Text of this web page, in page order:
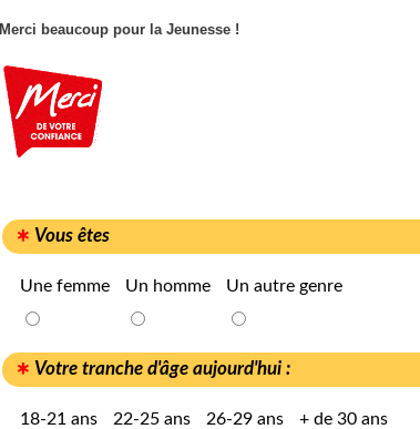
Merci beaucoup pour la Jeunesse !
Vous êtes
Une femme Un homme Un autre genre
Votre tranche d'âge aujourd'hui :
18-21 ans 22-25 ans 26-29 ans + de 30 ans